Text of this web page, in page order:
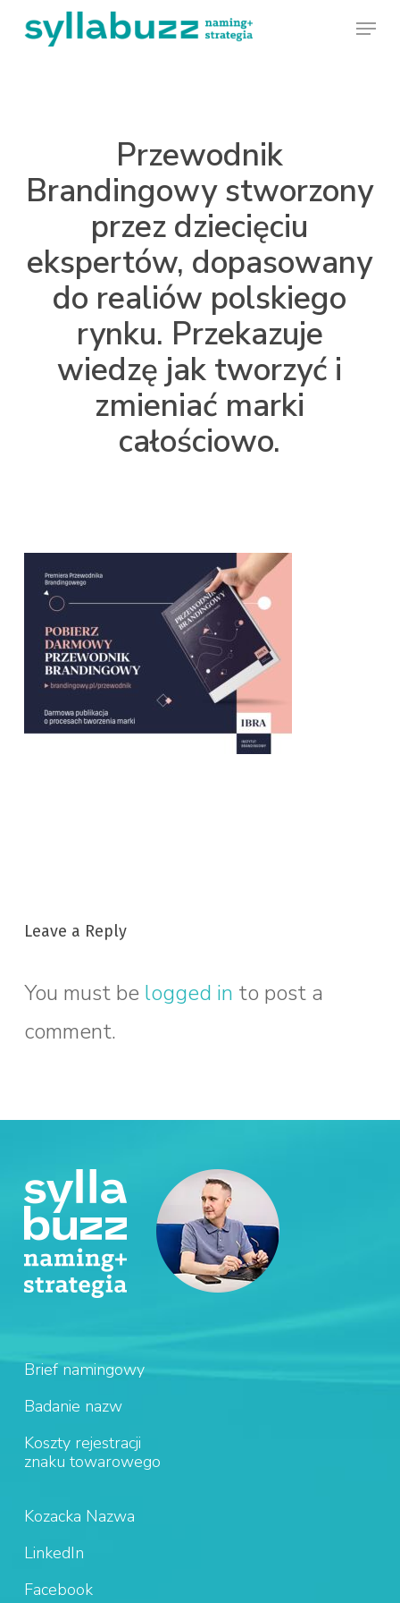
Skip
Menu
Przewodnik
Brandingowy stworzony
przez dziecięciu
ekspertów, dopasowany
do realiów polskiego
rynku. Przekazuje
wiedzę jak tworzyć i
zmieniać marki
całościowo.
Leave a Reply
You must be logged in to post a
comment.
Brief namingowy
Badanie nazw
Koszty rejestracji
znaku towarowego
Kozacka Nazwa
LinkedIn
Facebook